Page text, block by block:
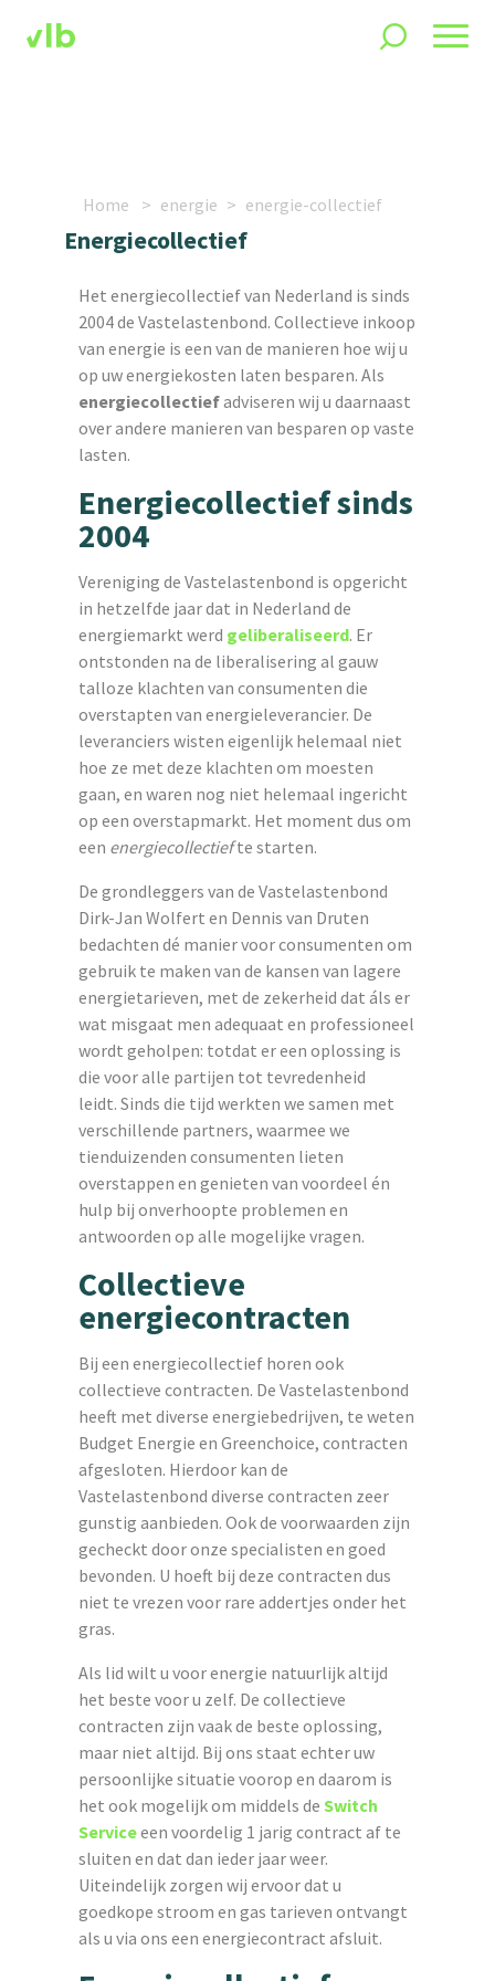
Home energie energie-collectief
Energiecollectief
Het energiecollectief van Nederland is sinds
2004 de Vastelastenbond. Collectieve inkoop
van energie is een van de manieren hoe wij u
op uw energiekosten laten besparen. Als
energiecollectiefadviseren wij u daarnaast
over andere manieren van besparen op vaste
lasten.
Energiecollectief sinds
2004
Vereniging de Vastelastenbond is opgericht
in hetzelfde jaar dat in Nederland de
energiemarkt werd geliberaliseerd. Er
ontstonden na de liberalisering al gauw
talloze klachten van consumenten die
overstapten van energieleverancier. De
leveranciers wisten eigenlijk helemaal niet
hoe ze met deze klachten om moesten
gaan, en waren nog niet helemaal ingericht
op een overstapmarkt. Het moment dus om
een energiecollectiefte starten.
De grondleggers van de Vastelastenbond
Dirk-Jan Wolfert en Dennis van Druten
bedachten dé manier voor consumenten om
gebruik te maken van de kansen van lagere
energietarieven, met de zekerheid dat áls er
wat misgaat men adequaat en professioneel
wordt geholpen: totdat er een oplossing is
die voor alle partijen tot tevredenheid
leidt. Sinds die tijd werkten we samen met
verschillende partners, waarmee we
tienduizenden consumenten lieten
overstappen en genieten van voordeel én
hulp bij onverhoopte problemen en
antwoorden op alle mogelijke vragen.
Collectieve
energiecontracten
Bij een energiecollectief horen ook
collectieve contracten. De Vastelastenbond
heeft met diverse energiebedrijven, te weten
Budget Energie en Greenchoice, contracten
afgesloten. Hierdoor kan de
Vastelastenbond diverse contracten zeer
gunstig aanbieden. Ook de voorwaarden zijn
gecheckt door onze specialisten en goed
bevonden. U hoeft bij deze contracten dus
niet te vrezen voor rare addertjes onder het
gras.
Als lid wilt u voor energie natuurlijk altijd
het beste voor u zelf. De collectieve
contracten zijn vaak de beste oplossing,
maar niet altijd. Bij ons staat echter uw
persoonlijke situatie voorop en daarom is
het ook mogelijk om middels deSwitch
Serviceeen voordelig 1 jarig contract af te
sluiten en dat dan ieder jaar weer.
Uiteindelijk zorgen wij ervoor dat u
goedkope stroom en gas tarieven ontvangt
als u via ons een energiecontract afsluit.